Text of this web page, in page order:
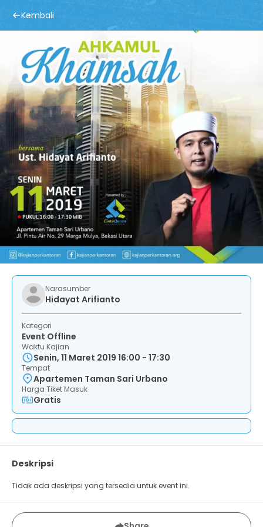
Kembali
Narasumber
Hidayat Arifianto
Kategori
Event Offline
Waktu Kajian
Senin, 11 Maret 2019 16:00 - 17:30
Tempat
Apartemen Taman Sari Urbano
Harga Tiket Masuk
Gratis
Deskripsi
Tidak ada deskripsi yang tersedia untuk event ini.